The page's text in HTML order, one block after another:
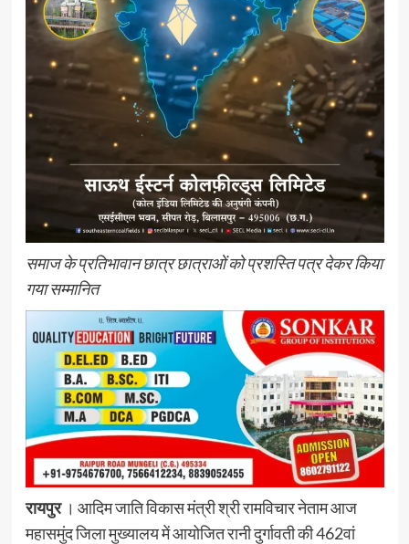
समाज के प्रतिभावान छात्र छात्राओं को प्रशस्ति पत्र देकर किया
गया सम्मानित
रायपुर। आदिम जाति विकास मंत्री श्री रामविचार नेताम आज
महासमुंद जिला मुख्यालय में आयोजित रानी दुर्गावती की 462वां